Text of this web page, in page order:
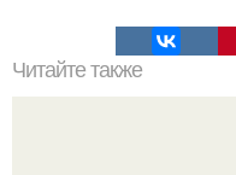
Читайте также